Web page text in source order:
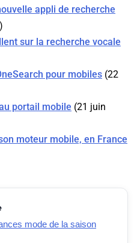
appli de recherche
sur la recherche vocale
pour mobiles (22
portail mobile (21 juin
moteur mobile, en France
mode de la saison